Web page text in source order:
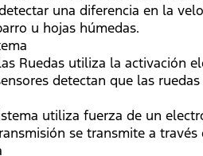
una diferencia en la
u hojas húmedas.
Ruedas utiliza la activación
detectan que las
utiliza fuerza de un
se transmite a